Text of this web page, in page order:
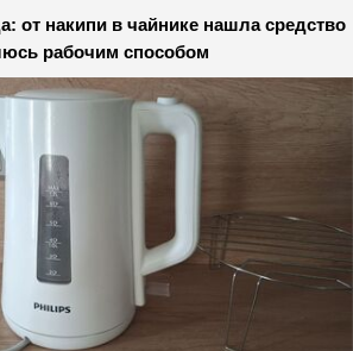
от накипи в чайнике нашла средство
рабочим способом